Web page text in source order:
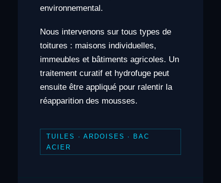
environnemental.
Nous intervenons sur tous types de
toitures : maisons individuelles,
immeubles et bâtiments agricoles. Un
traitement curatif et hydrofuge peut
ensuite être appliqué pour ralentir la
réapparition des mousses.
TUILES · ARDOISES · BAC
ACIER